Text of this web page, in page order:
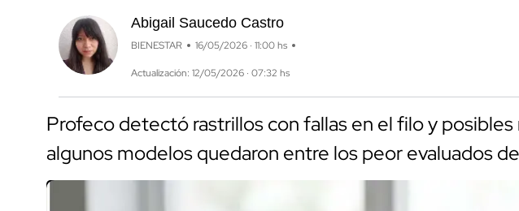
Abigail Saucedo Castro
BIENESTAR 16/05/2026 · 11:00 hs
Actualización: 12/05/2026 · 07:32 hs
Profeco detectó rastrillos con fallas en el filo y
algunos modelos quedaron entre los peor evaluados